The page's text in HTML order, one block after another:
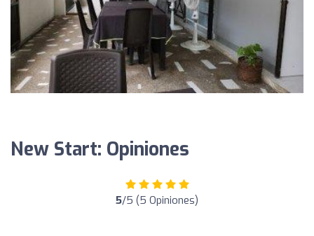
New Start: Opiniones
5/5 (5 Opiniones)